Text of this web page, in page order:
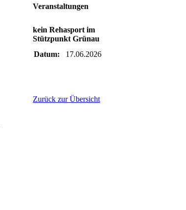
Veranstaltungen
kein Rehasport im
Stützpunkt Grünau
Datum:
17.06.2026
Zurück zur Übersicht